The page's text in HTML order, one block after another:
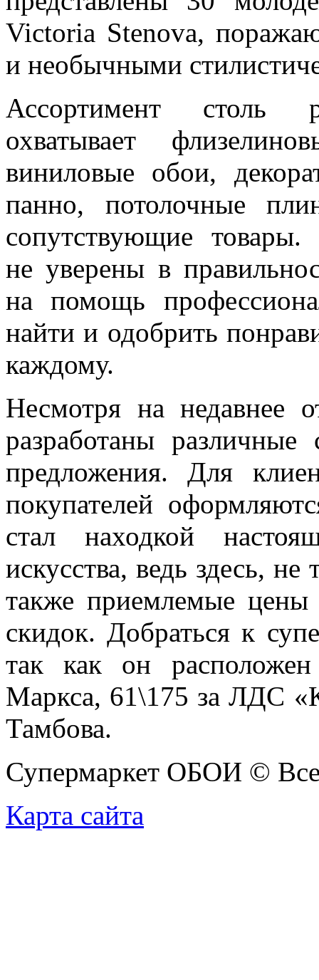
Victoria Stenova,
и необычными
Ассортимент столь
охватывает
виниловые обои,
панно, потолочные
сопутствующие
не уверены в
на помощь
найти и одобрить
каждому.
Несмотря на недавнее
разработаны
предложения. Для
покупателей
стал находкой
искусства, ведь здесь,
также приемлемые
скидок. Добраться к
так как он
Маркса, 61\175 за ЛДС
Тамбова.
Супермаркет ОБОИ ©
Карта сайта